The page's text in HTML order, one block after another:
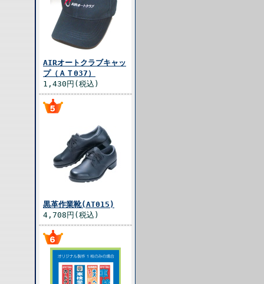
AIRオートクラブキャッ
プ（ＡＴ037）
1,430円(税込)
黒革作業靴(AT015)
4,708円(税込)